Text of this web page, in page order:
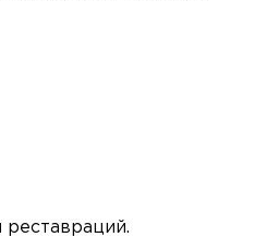
реставраций.